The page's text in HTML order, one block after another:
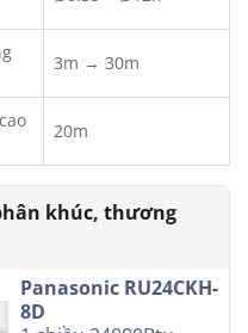
3m → 30m
20m
Panasonic RU24CKH-
8D